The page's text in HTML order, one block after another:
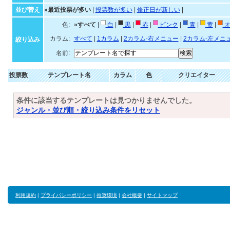
並び替え
»最近投票が多い| 投票数が多い| 修正日が新しい|
絞り込み
色: »すべて 白 黒| 赤| ピンク 青| 黄|
カラム:
すべて 1カラム 2カラム-右メニュー
2カラム-左メニ
名前:
投票数 テンプレート名 カラム 色 クリエイター
条件に該当するテンプレートは見つかりませんでした。
ジャンル・並び順・絞り込み条件をリセット
利用規約 | プライバシーポリシー | 推奨環境 | 会社概要 | サイトマップ